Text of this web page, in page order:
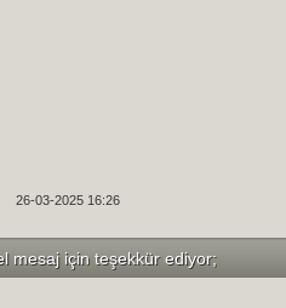
26-03-2025 16:26
mesaj için teşekkür ediyor;